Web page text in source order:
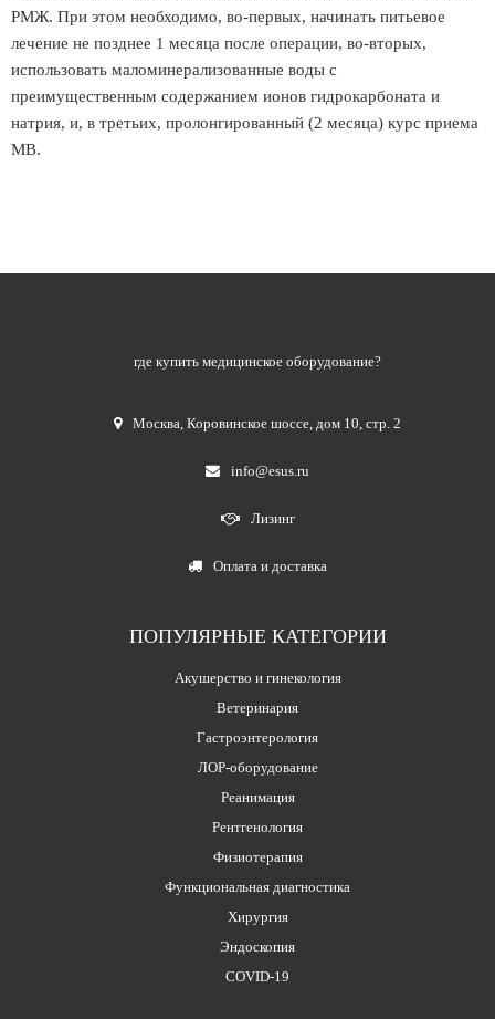
РМЖ. При этом необходимо, во-первых, начинать питьевое
лечение не позднее 1 месяца после операции, во-вторых,
использовать маломинерализованные воды с
преимущественным содержанием ионов гидрокарбоната и
натрия, и, в третьих, пролонгированный (2 месяца) курс приема
МВ.
где купить медицинское оборудование?
Москва,Коровинское шоссе, дом 10, стр. 2
info@esus.ru
Лизинг
Оплата и доставка
ПОПУЛЯРНЫЕ КАТЕГОРИИ
Акушерство и гинекология
Ветеринария
Гастроэнтерология
ЛОР-оборудование
Реанимация
Рентгенология
Физиотерапия
Функциональная диагностика
Хирургия
Эндоскопия
COVID-19